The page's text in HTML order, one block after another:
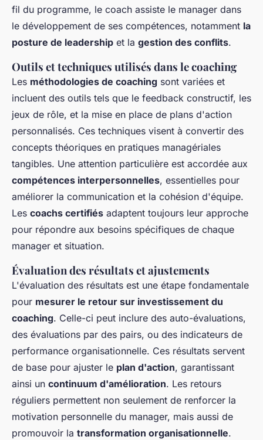
fil du programme, le coach assiste le manager dans
le développement de ses compétences, notamment la
posture de leadership et la gestion des conflits.
Outils et techniques utilisés dans le coaching
Les méthodologies de coaching sont variées et
incluent des outils tels que le feedback constructif, les
jeux de rôle, et la mise en place de plans d'action
personnalisés. Ces techniques visent à convertir des
concepts théoriques en pratiques managériales
tangibles. Une attention particulière est accordée aux
compétences interpersonnelles, essentielles pour
améliorer la communication et la cohésion d'équipe.
Les coachs certifiés adaptent toujours leur approche
pour répondre aux besoins spécifiques de chaque
manager et situation.
Évaluation des résultats et ajustements
L'évaluation des résultats est une étape fondamentale
pour mesurer le retour sur investissement du
coaching. Celle-ci peut inclure des auto-évaluations,
des évaluations par des pairs, ou des indicateurs de
performance organisationnelle. Ces résultats servent
de base pour ajuster le plan d'action, garantissant
ainsi un continuum d'amélioration. Les retours
réguliers permettent non seulement de renforcer la
motivation personnelle du manager, mais aussi de
promouvoir la transformation organisationnelle.